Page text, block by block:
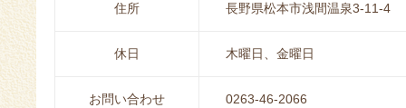
住所 長野県松本市浅間温泉3-11-4
休日 木曜日、金曜日
お問い合わせ 0263-46-2066